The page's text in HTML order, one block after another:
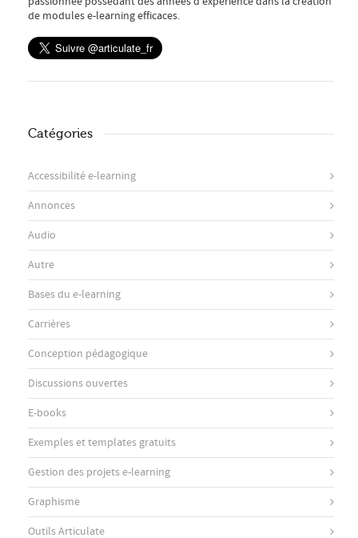
de modules e-learning efficaces.
Catégories
Accessibilité e-learning
Annonces
Audio
Autre
Bases du e-learning
Carrières
Conception pédagogique
Discussions ouvertes
E-books
Exemples et templates gratuits
Gestion des projets e-learning
Graphisme
Outils Articulate